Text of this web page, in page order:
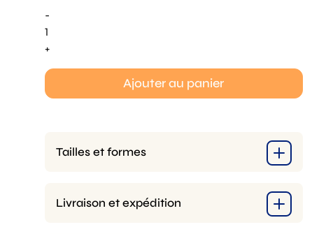
-
quantité
de
Mold
+
Ajouter au panier
Tailles et formes
Livraison et expédition